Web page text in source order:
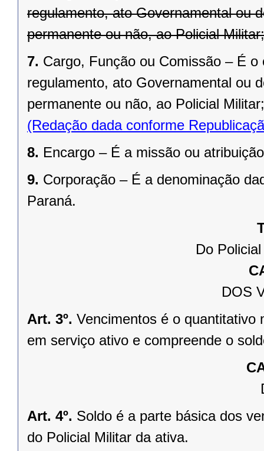
regulamento, ato Governamental ou
permanente ou não, ao Policial Militar;
7. Cargo, Função ou Comissão – É
regulamento, ato Governamental ou
permanente ou não, ao Policial Militar;
(Redação dada conforme
8. Encargo – É a missão ou
9. Corporação – É a denominação
Paraná.
Do
DOS
Art. 3º. Vencimentos é o quantitativo
em serviço ativo e compreende o
Art. 4º. Soldo é a parte básica dos
do Policial Militar da ativa.